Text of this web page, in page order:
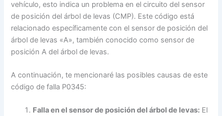
vehículo, esto indica un problema en el circuito del sensor
de posición del árbol de levas (CMP). Este código está
relacionado específicamente con el sensor de posición del
árbol de levas «A», también conocido como sensor de
posición A del árbol de levas.
A continuación, te mencionaré las posibles causas de este
código de falla P0345:
Falla en el sensor de posición del árbol de levas: El